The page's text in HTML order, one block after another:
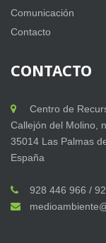
Comunicación
Contacto
CONTACTO
Centro de
Callejón del Molino,
35014 Las Palmas
España
928 446 966 /